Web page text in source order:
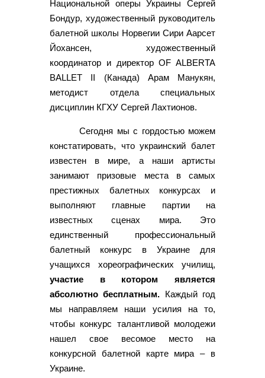
Национальной оперы Украины Сергей
Бондур, художественный руководитель
балетной школы Норвегии Сири Аарсет
Йохансен, художественный
координатор и директор OF ALBERTA
BALLEТ II (Канада) Арам Манукян,
методист отдела специальных
дисциплин КГХУ Сергей Лахтионов.
Сегодня мы с гордостью можем
констатировать, что украинский балет
известен в мире, а наши артисты
занимают призовые места в самых
престижных балетных конкурсах и
выполняют главные партии на
известных сценах мира. Это
единственный профессиональный
балетный конкурс в Украине для
учащихся хореографических училищ,
участие в котором является
абсолютно бесплатным. Каждый год
мы направляем наши усилия на то,
чтобы конкурс талантливой молодежи
нашел свое весомое место на
конкурсной балетной карте мира – в
Украине.